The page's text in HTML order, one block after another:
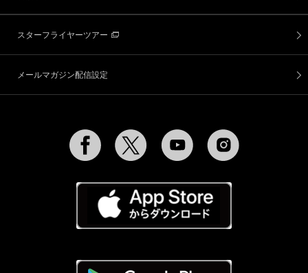
スターフライヤーツアー
メールマガジン配信設定
Facebook Twitter YouTube Instagram